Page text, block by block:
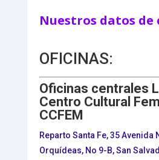
Nuestros datos de
OFICINAS:
Oficinas centrales
Centro Cultural
CCFEM
Reparto Santa Fe, 35 Avenida
Orquídeas, No 9-B, San